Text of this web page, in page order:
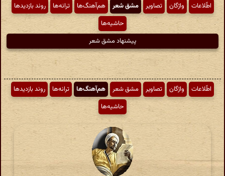
اطّلاعات واژگان تصاویر مشق شعر هم‌آهنگ‌ها ترانه‌ها
روند بازدیدها
حاشیه‌ها
پیشنهاد مشق شعر
اطّلاعات واژگان تصاویر مشق شعر هم‌آهنگ‌ها ترانه‌ها
روند بازدیدها
حاشیه‌ها